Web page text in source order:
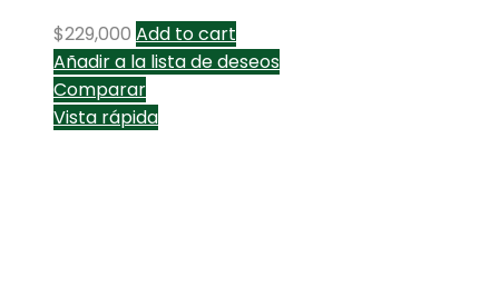
$229,000 Add to cart
Añadir a la lista de deseos
Comparar
Vista rápida